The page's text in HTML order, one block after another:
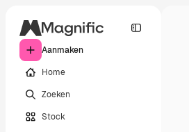
Aanmaken
Home
Zoeken
Stock